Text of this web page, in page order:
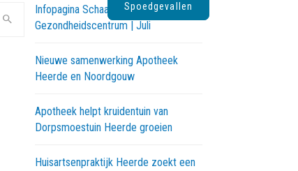
Spoedgevallen
Infopagina Schaapskooi
Gezondheidscentrum | Juli
Nieuwe samenwerking Apotheek
Heerde en Noordgouw
Apotheek helpt kruidentuin van
Dorpsmoestuin Heerde groeien
Huisartsenpraktijk Heerde zoekt een